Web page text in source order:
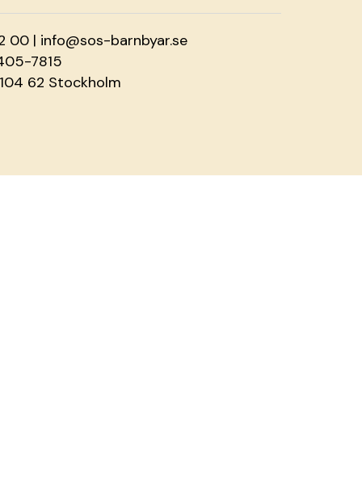
00 | info@sos-barnbyar.se
7815
62 Stockholm